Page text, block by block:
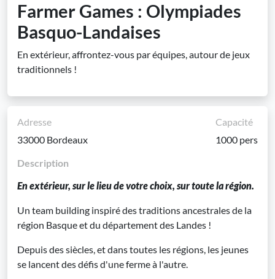
Farmer Games : Olympiades
Basquo-Landaises
En extérieur, affrontez-vous par équipes, autour de jeux
traditionnels !
Adresse
33000 Bordeaux
Capacité
1000 pers
Description
En extérieur, sur le lieu de votre choix, sur toute la région.
Un team building inspiré des traditions ancestrales de la
région Basque et du département des Landes !
Depuis des siècles, et dans toutes les régions, les jeunes
se lancent des défis d'une ferme à l'autre.